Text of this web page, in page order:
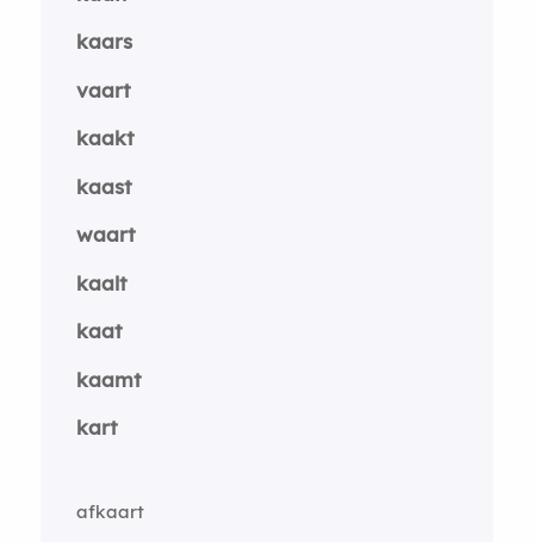
kaars
vaart
kaakt
kaast
waart
kaalt
kaat
kaamt
kart
afkaart